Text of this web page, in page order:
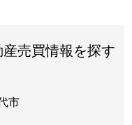
売買情報を探す
市